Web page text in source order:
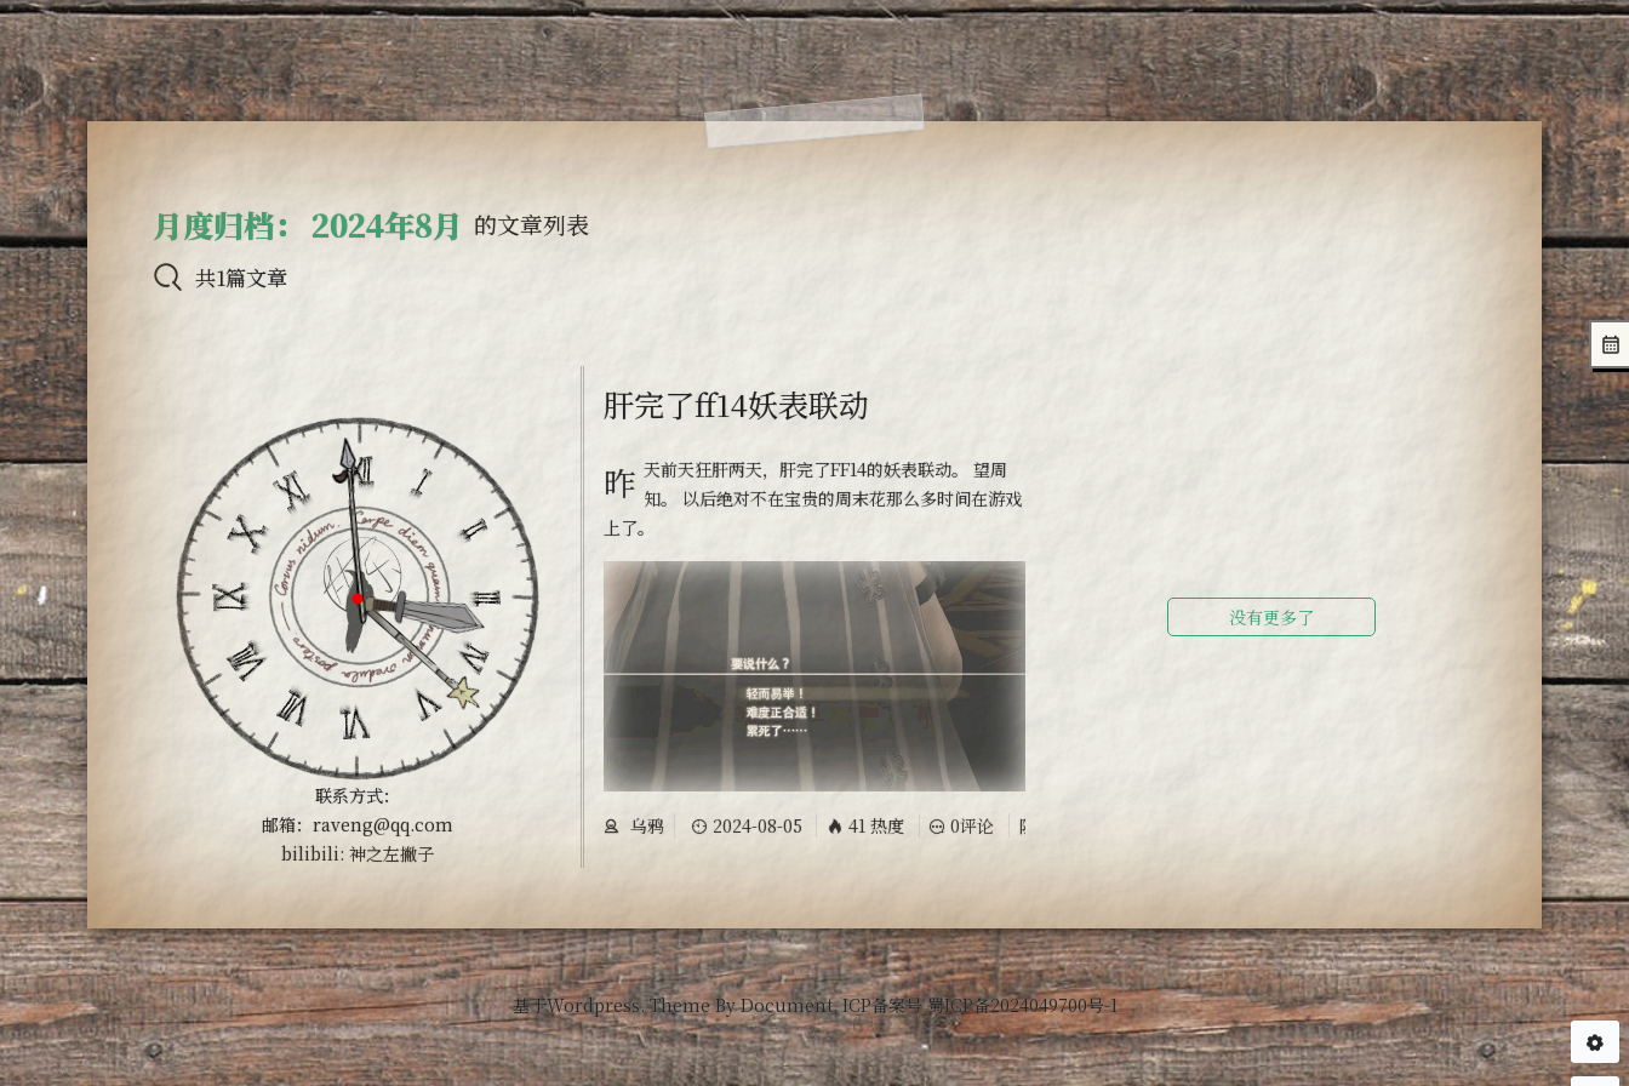
月度归档： 2024年8月 的文章列表
共1篇文章
联系方式：
邮箱：raveng@qq.com
bilibili: 神之左撇子
肝完了ff14妖表联动
昨天前天狂肝两天，肝完了FF14的妖表联动。 望周 知。 以后绝对不在宝贵的周末花那么多时间在游戏
上了。
乌鸦 2024-08-05 41 热度 0评论 随笔
没有更多了
基于Wordpress.Theme ByDocument.ICP备案号蜀ICP备2024049700号-1